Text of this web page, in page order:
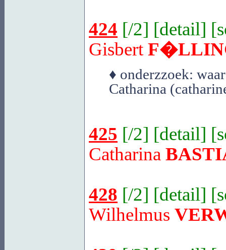
424 [/2] [detail] [
Gisbert
♦ onderzzoek:
Catharina
425 [/2] [detail] [
Catharina
428 [/2] [detail] [
Wilhelmus